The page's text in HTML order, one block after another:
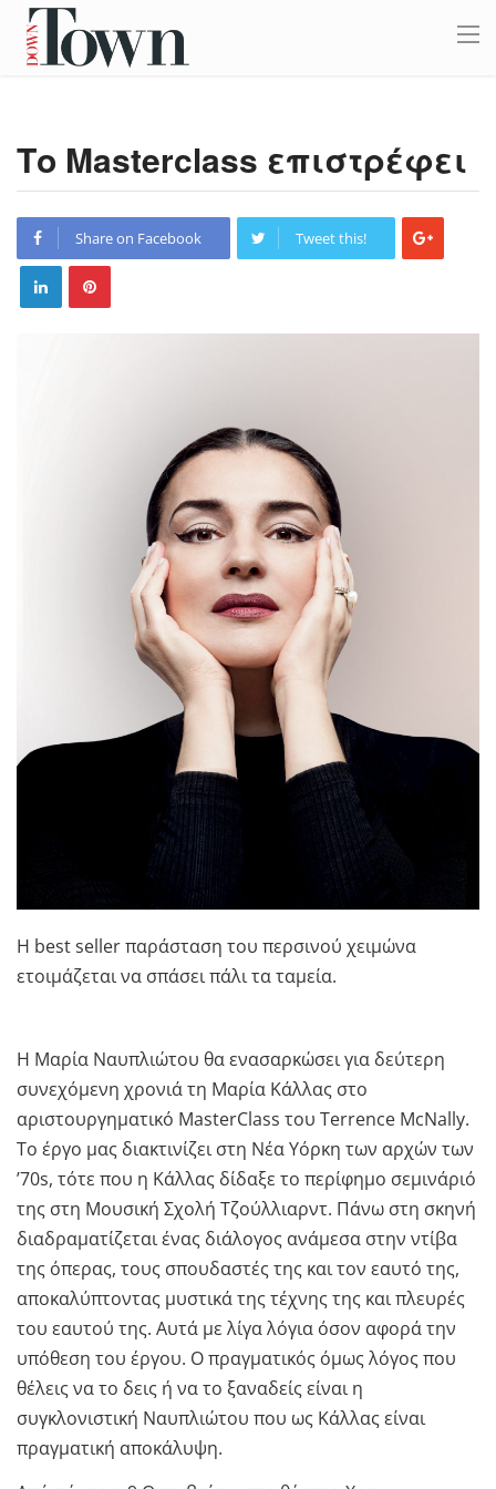
Το Masterclass επιστρέφει
Share on Facebook Tweet this!
Η best seller παράσταση του περσινού χειμώνα
ετοιμάζεται να σπάσει πάλι τα ταμεία.
Η Μαρία Ναυπλιώτου θα ενασαρκώσει για δεύτερη
συνεχόμενη χρονιά τη Μαρία Κάλλας στο
αριστουργηματικό MasterClass του Terrence McNally.
Το έργο μας διακτινίζει στη Νέα Υόρκη των αρχών των
’70s, τότε που η Κάλλας δίδαξε το περίφημο σεμινάριό
της στη Μουσική Σχολή Τζούλλιαρντ. Πάνω στη σκηνή
διαδραματίζεται ένας διάλογος ανάμεσα στην ντίβα
της όπερας, τους σπουδαστές της και τον εαυτό της,
αποκαλύπτοντας μυστικά της τέχνης της και πλευρές
του εαυτού της. Αυτά με λίγα λόγια όσον αφορά την
υπόθεση του έργου. Ο πραγματικός όμως λόγος που
θέλεις να το δεις ή να το ξαναδείς είναι η
συγκλονιστική Ναυπλιώτου που ως Κάλλας είναι
πραγματική αποκάλυψη.